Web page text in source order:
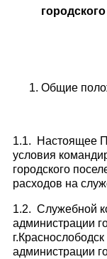
Общие
1.1. Настоящее
условия
городского
расходов на
1.2. Служебной
администрации
администрации